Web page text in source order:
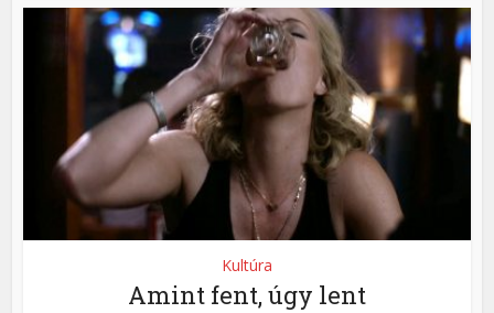
Kultúra
Amint fent, úgy lent